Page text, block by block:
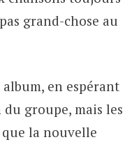
grand-chose au
en espérant
groupe, mais les
la nouvelle